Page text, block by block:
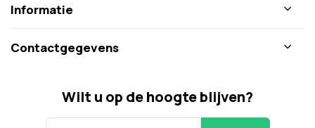
Informatie
Contactgegevens
Wilt u op de hoogte blijven?